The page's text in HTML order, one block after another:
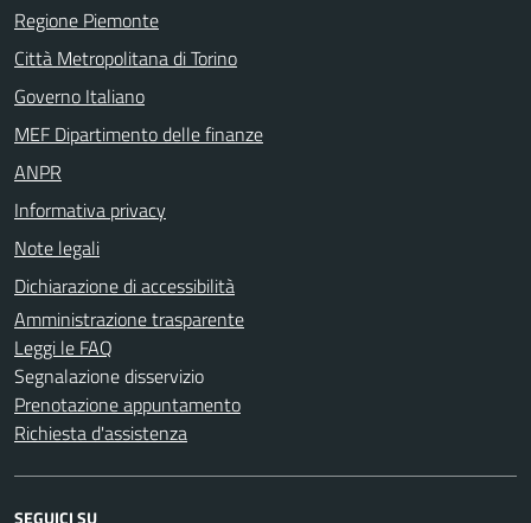
Regione Piemonte
Città Metropolitana di Torino
Governo Italiano
MEF Dipartimento delle finanze
ANPR
Informativa privacy
Note legali
Dichiarazione di accessibilità
Amministrazione trasparente
Leggi le FAQ
Segnalazione disservizio
Prenotazione appuntamento
Richiesta d'assistenza
SEGUICI SU